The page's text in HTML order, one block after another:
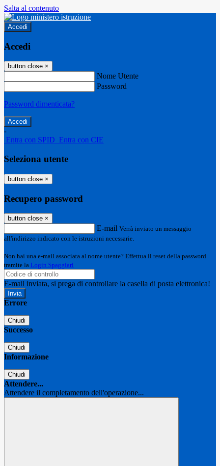
Salta al contenuto
Accedi
Accedi
button close ×
Nome Utente
Password
Password dimenticata?
-
Entra con SPID Entra con CIE
Seleziona utente
button close ×
Recupero password
button close ×
E-mail Verrà inviato un messaggio
all'indirizzo indicato con le istruzioni necessarie.
Non hai una e-mail associata al nome utente? Effettua il reset della password
tramite la Login Spaggiari
E-mail inviata, si prega di controllare la casella di posta elettronica!
Errore
Chiudi
Successo
Chiudi
Informazione
Chiudi
Attendere...
Attendere il completamento dell'operazione...